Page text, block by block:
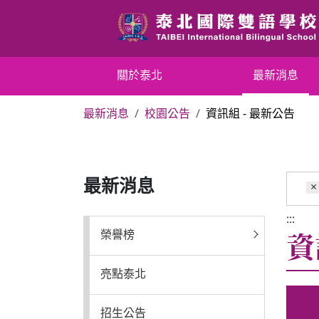
容
區
關於泰北 最新消息
最新消息 校園公告 資訊組 - 最新公告
最新消息
榮譽榜
亮點泰北
招生公告
×
:::